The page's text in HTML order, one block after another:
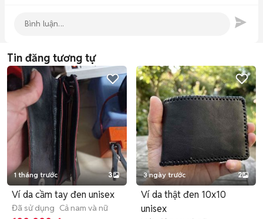
Tin đăng tương tự
1 tháng trước 3
Ví da cầm tay đen unisex
Đã sử dụng Cả nam và nữ
3 ngày trước 2
Ví da thật đen 10x10
unisex